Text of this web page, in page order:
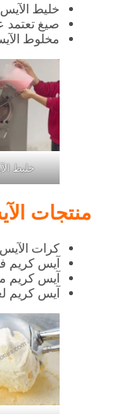
خليط
صيغ تعتمد
مخلوط
خليط
منتجات
كرات
آيس كريم
آيس كريم
آيس كريم